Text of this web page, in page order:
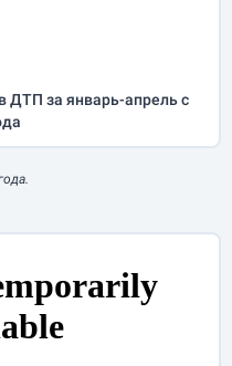
ДТП за январь-апрельс